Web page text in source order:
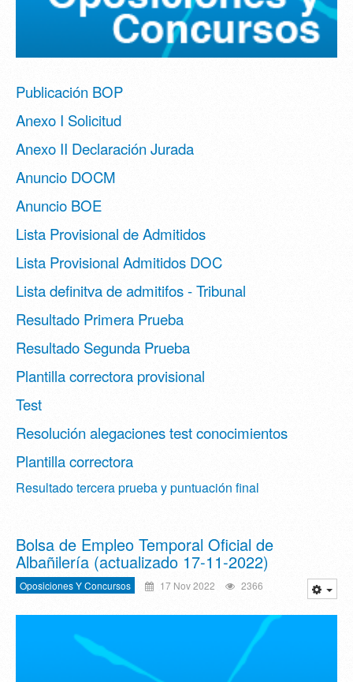
Publicación BOP
Anexo I Solicitud
Anexo II Declaración Jurada
Anuncio DOCM
Anuncio BOE
Lista Provisional de Admitidos
Lista Provisional Admitidos DOC
Lista definitva de admitifos - Tribunal
Resultado Primera Prueba
Resultado Segunda Prueba
Plantilla correctora provisional
Test
Resolución alegaciones test conocimientos
Plantilla correctora
Resultado tercera prueba y puntuación final
Bolsa de Empleo Temporal Oficial de
Albañilería (actualizado 17-11-2022)
Oposiciones Y Concursos 17 Nov 2022 2366